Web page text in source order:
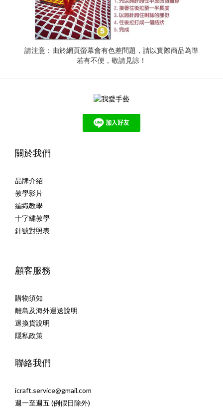
請注意：由於網頁螢幕會有色差問題，請以實際商品為準
若有不便，敬請見諒！
關於我們
品牌介紹
教學影片
編織教學
十字繡教學
針號對照表
顧客服務
購物須知
離島及海外運送說明
退換貨說明
隱私政策
聯絡我們
icraft.service@gmail.com
週一至週五 (例假日除外)